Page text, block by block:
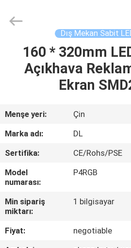
VR
GÖSTERISI
HAKKIMIZDA
FABRIKA
TURU
LED
Co.,Ltd.
Dış Mekan Sabit
160 * 320mm
Açıkhava
Ekran
Menşe yeri:
Çin
Marka adı:
DL
Sertifika:
CE/Rohs/PSE
Model
numarası:
P4RGB
Min sipariş
miktarı:
1 bilgisayar
Fiyat:
negotiable